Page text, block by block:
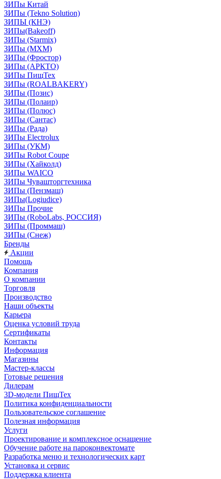
ЗИПы Китай
ЗИПы (Tekno Solution)
ЗИПЫ (КНЭ)
ЗИПы(Bakeoff)
ЗИПы (Starmix)
ЗИПы (МХМ)
ЗИПы (Фростор)
ЗИПы (АРКТО)
ЗИПы ПищТех
ЗИПы (ROALBAKERY)
ЗИПы (Позис)
ЗИПы (Полаир)
ЗИПы (Полюс)
ЗИПы (Сантас)
ЗИПы (Рада)
ЗИПы Electrolux
ЗИПы (УКМ)
ЗИПы Robot Coupe
ЗИПы (Хайколд)
ЗИПы WAICO
ЗИПы Чувашторгтехника
ЗИПы (Пензмаш)
ЗИПы(Logiudice)
ЗИПы Прочие
ЗИПы (RoboLabs, РОССИЯ)
ЗИПы (Проммаш)
ЗИПы (Снеж)
Бренды
Акции
Помощь
Компания
О компании
Торговля
Производство
Наши объекты
Карьера
Оценка условий труда
Сертификаты
Контакты
Информация
Магазины
Мастер-классы
Готовые решения
Дилерам
3D-модели ПищТех
Политика конфиденциальности
Пользовательское соглашение
Полезная информация
Услуги
Проектирование и комплексное оснащение
Обучение работе на пароконвектомате
Разработка меню и технологических карт
Установка и сервис
Поддержка клиента